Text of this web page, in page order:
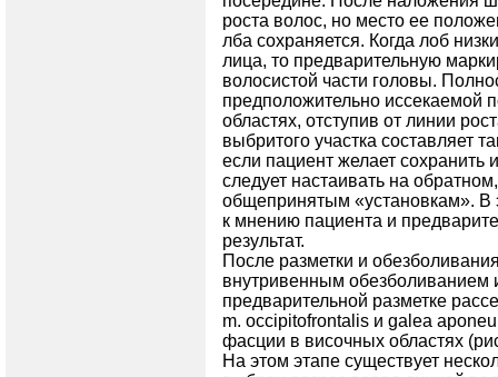
роста волос, но место ее
лба сохраняется. Когда лоб
лица, то предварительную
волосистой части головы.
предположительно иссекаемой
областях, отступив от линии
выбритого участка составляет
если пациент желает сохранить
следует настаивать на
общепринятым «установкам». В
к мнению пациента и
результат.
После разметки и
внутривенным обезболиванием
предварительной разметке
m. occipitofrontalis и galea
фасции в височных областях
На этом этапе существует